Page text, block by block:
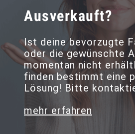
Ausverkauft?
Ist deine bevorzugte
oder die gewünschte
momentan nicht
finden bestimmt eine
Lösung! Bitte
mehr erfahren